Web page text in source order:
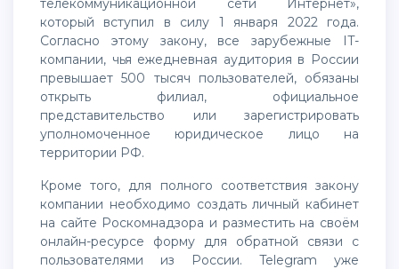
телекоммуникационной сети Интернет»,
который вступил в силу 1 января 2022 года.
Согласно этому закону, все зарубежные IT-
компании, чья ежедневная аудитория в России
превышает 500 тысяч пользователей, обязаны
открыть филиал, официальное
представительство или зарегистрировать
уполномоченное юридическое лицо на
территории РФ.
Кроме того, для полного соответствия закону
компании необходимо создать личный кабинет
на сайте Роскомнадзора и разместить на своём
онлайн-ресурсе форму для обратной связи с
пользователями из России. Telegram уже